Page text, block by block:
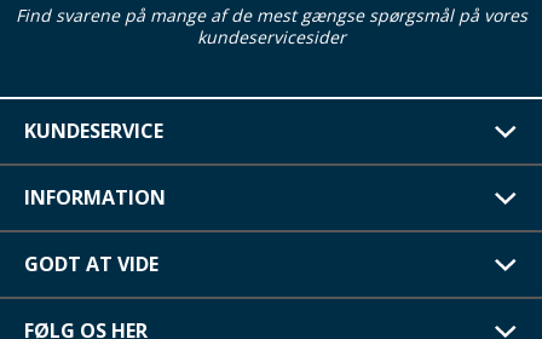
Find svarene på mange af de mest gængse spørgsmål på vores
kundeservicesider
KUNDESERVICE
INFORMATION
GODT AT VIDE
FØLG OS HER